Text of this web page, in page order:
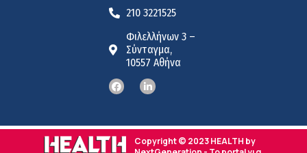
210 3221525
Φιλελλήνων 3 –
Σύνταγμα,
10557 Αθήνα
Copyright © 2023 HEALTH by